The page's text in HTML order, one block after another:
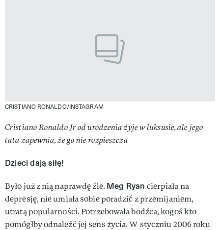
CRISTIANO RONALDO/INSTAGRAM
Cristiano Ronaldo Jr od urodzenia żyje w luksusie, ale jego
tata zapewnia, że go nie rozpieszcza
Dzieci dają siłę!
Było już z nią naprawdę źle. Meg Ryan cierpiała na
depresję, nie umiała sobie poradzić z przemijaniem,
utratą popularności. Potrzebowała bodźca, kogoś kto
pomógłby odnaleźć jej sens życia. W styczniu 2006 roku